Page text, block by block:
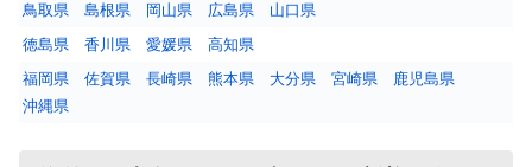
鳥取県
島根県 岡山県 広島県
山口県
徳島県
香川県 愛媛県
高知県
福岡県
佐賀県 長崎県 熊本県 大分県 宮崎県
鹿児島県
沖縄県